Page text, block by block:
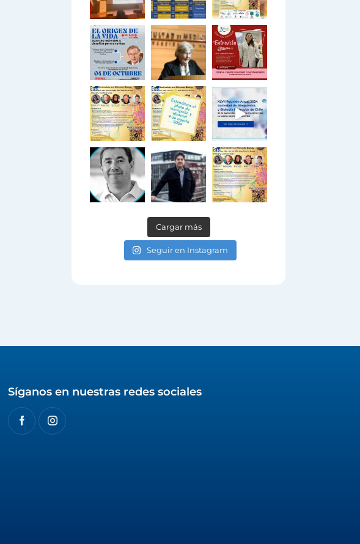
Cargar más
Seguir en Instagram
Síganos en nuestras redes sociales